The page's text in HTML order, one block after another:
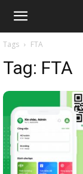
Appota
News
Tags FTA
Tag: FTA